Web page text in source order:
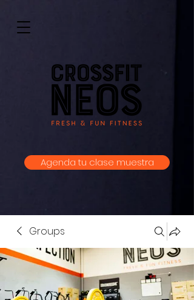
Agenda tu clase muestra
Groups